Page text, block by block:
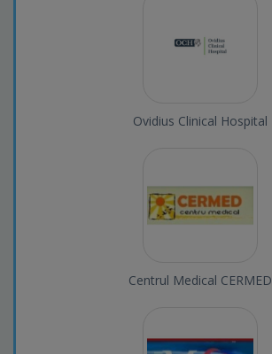
Ovidius Clinical Hospital
Centrul Medical CERMED